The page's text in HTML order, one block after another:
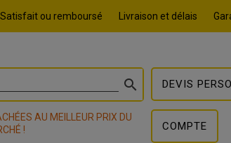
Satisfait ou remboursé Livraison et délais

AU MEILLEUR PRIX DU
!
DEVIS
COMPTE